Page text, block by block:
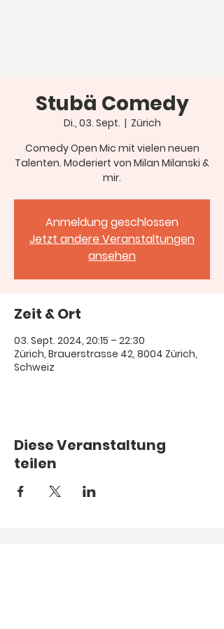
Stubä Comedy
Di., 03. Sept.
  |
Zürich
Comedy Open Mic mit vielen neuen
Talenten. Moderiert von Milan Milanski &
mir.
Anmeldung geschlossen
Jetzt andere Veranstaltungen
ansehen
Zeit & Ort
03. Sept. 2024, 20:15 – 22:30
Zürich, Brauerstrasse 42, 8004 Zürich,
Schweiz
Diese Veranstaltung
teilen